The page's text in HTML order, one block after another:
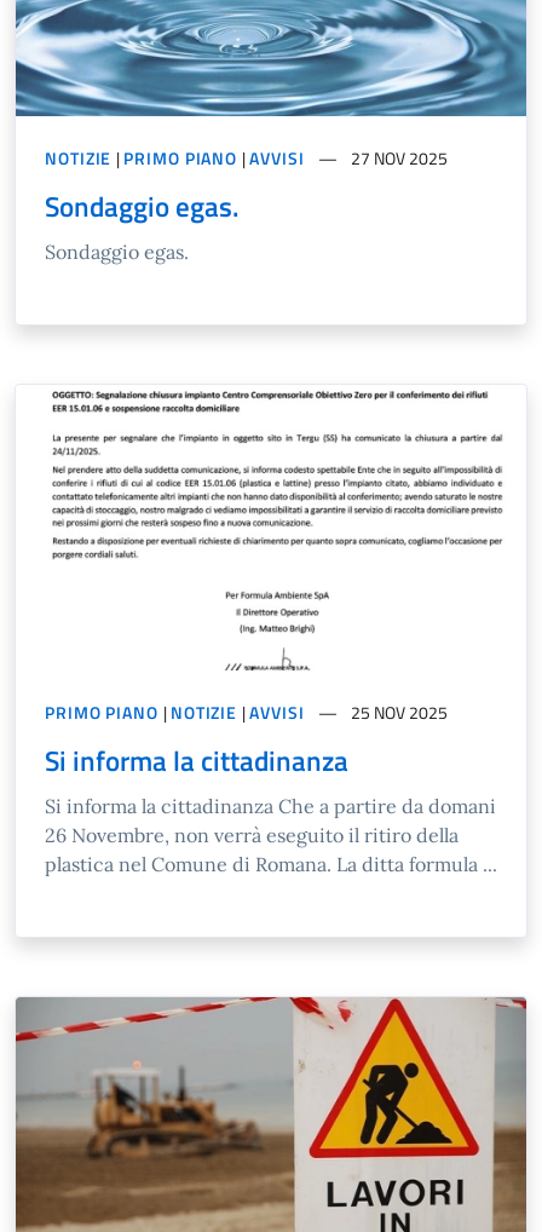
NOTIZIE |PRIMO PIANO |AVVISI 27 NOV 2025
Sondaggio egas.
Sondaggio egas.
PRIMO PIANO |NOTIZIE |AVVISI 25 NOV 2025
Si informa la cittadinanza
Si informa la cittadinanza Che a partire da domani
26 Novembre, non verrà eseguito il ritiro della
plastica nel Comune di Romana. La ditta formula ...